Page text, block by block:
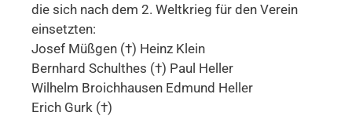
die sich nach dem 2. Weltkrieg für den Verein
einsetzten:
Josef Müßgen (†) Heinz Klein
Bernhard Schulthes (†) Paul Heller
Wilhelm Broichhausen Edmund Heller
Erich Gurk (†)